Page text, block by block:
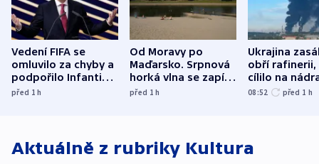
Vedení FIFA se
omluvilo za chyby a
podpořilo Infantina.
UEFA trvá na
před 1h
Od Moravy po
Maďarsko. Srpnová
horká vlna se zapíše
do dějin
před 1h
Ukrajina
obří rafinerii,
cílilo na
autobus
08:52 před 1 h
Aktuálně z rubriky Kultura